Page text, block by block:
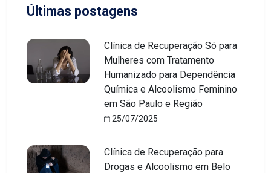
Últimas postagens
Clínica de Recuperação Só para
Mulheres com Tratamento
Humanizado para Dependência
Química e Alcoolismo Feminino
em São Paulo e Região
25/07/2025
Clínica de Recuperação para
Drogas e Alcoolismo em Belo